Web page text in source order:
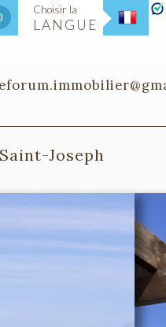
Choisir la
LANGUE
Joseph